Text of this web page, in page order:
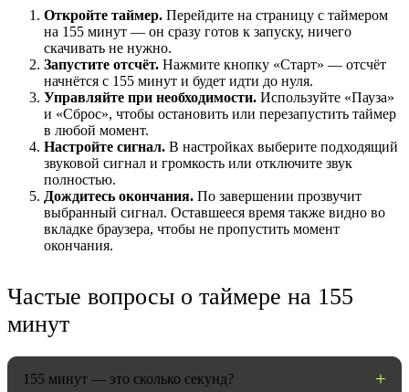
НАСТРОЙКИ
Откройте таймер. Перейдите на страницу с таймером
на 155 минут — он сразу готов к запуску, ничего
скачивать не нужно.
Запустите отсчёт. Нажмите кнопку «Старт» — отсчёт
начнётся с 155 минут и будет идти до нуля.
Управляйте при необходимости. Используйте «Пауза»
и «Сброс», чтобы остановить или перезапустить таймер
в любой момент.
Настройте сигнал. В настройках выберите подходящий
звуковой сигнал и громкость или отключите звук
полностью.
Дождитесь окончания. По завершении прозвучит
выбранный сигнал. Оставшееся время также видно во
вкладке браузера, чтобы не пропустить момент
окончания.
Частые вопросы о таймере на 155
минут
155 минут — это сколько секунд?